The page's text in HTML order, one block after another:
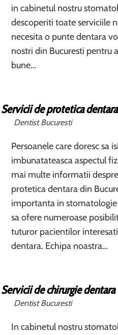
in cabinetul nostru
descoperiti toate serviciile
necesita o punte dentara
nostri din Bucuresti pentru
bune…
Servicii de protetica dentara
Dentist Bucuresti
Persoanele care doresc sa
imbunatateasca aspectul
mai multe informatii
protetica dentara din
importanta in stomatologie
sa ofere numeroase
tuturor pacientilor
dentara. Echipa noastra…
Servicii de chirurgie dentara
Dentist Bucuresti
In cabinetul nostru